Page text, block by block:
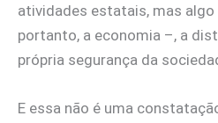
atividades estatais, mas
portanto, a economia –, a
própria segurança da
E essa não é uma